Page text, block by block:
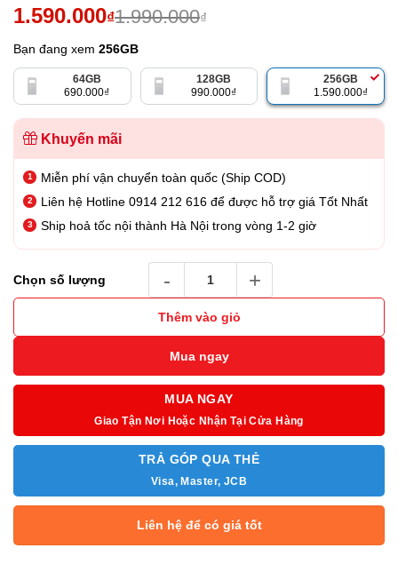
1.990.000₫
Giá
gốc
là:
1.990.000₫.
1.590.000₫
Giá
hiện
tại
là:
1.590.000₫.
Bạn đang xem 256GB
64GB
690.000₫
128GB
990.000₫
256GB
1.590.000₫
Khuyến mãi
Miễn phí vận chuyển toàn quốc (Ship COD)
Liên hệ Hotline 0914 212 616 để được hỗ trợ giá Tốt Nhất
Ship hoả tốc nội thành Hà Nội trong vòng 1-2 giờ
Chọn số lượng
Thêm vào giỏ
Mua ngay
MUA NGAY
Giao Tận Nơi Hoặc Nhận Tại Cửa Hàng
TRẢ GÓP QUA THẺ
Visa, Master, JCB
Liên hệ để có giá tốt